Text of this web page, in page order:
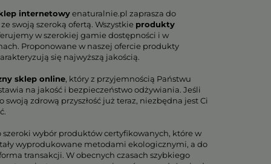
internetowyenaturalnie.pl zaprasza do
swoją szeroką ofertą. Wszystkie produkty
w szerokiej gamie dostępności i w
Proponowane w naszej ofercie produkty
się najwyższą jakością.
sklep online, który z przyjemnością Państwu
na jakość i bezpieczeństwo odżywiania. Jeśli
swoją zdrową przyszłość już teraz, niezbędna jest Ci
szeroki wybór produktów certyfikowanych, które w
wyprodukowane metodami ekologicznymi, a do
transakcji. W obecnych czasach szybkiego